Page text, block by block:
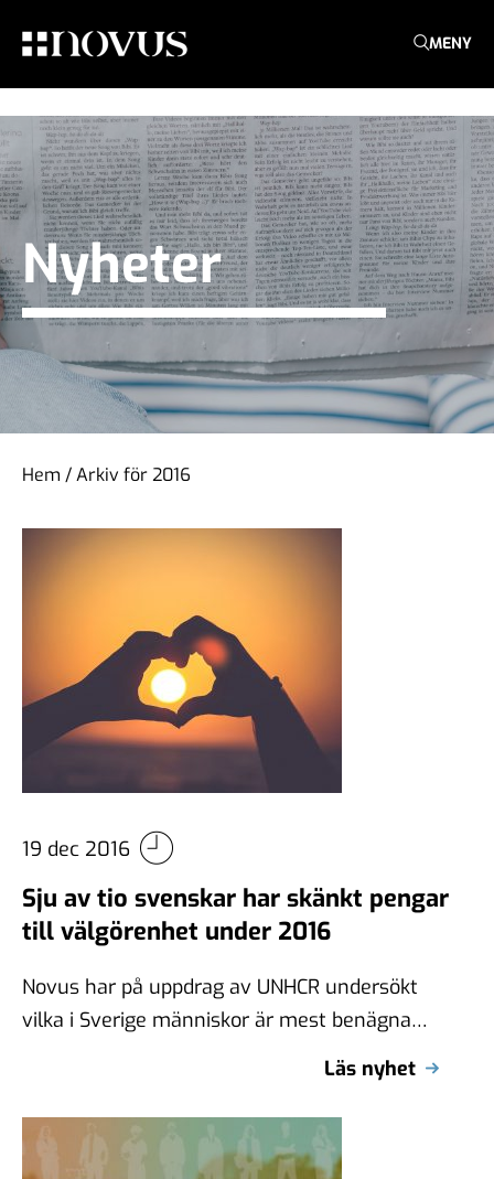
MENY
Nyheter
Hem /Arkiv för 2016
19 dec 2016
Sju av tio svenskar har skänkt pengar
till välgörenhet under 2016
Novus har på uppdrag av UNHCR undersökt
vilka i Sverige människor är mest benägna
Läs nyhet